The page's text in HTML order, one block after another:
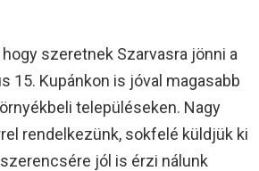
szeretnek Szarvasra jönni a
15. Kupánkon is jóval magasabb
településeken. Nagy
rendelkezünk, sokfelé küldjük ki
jól is érzi nálunk